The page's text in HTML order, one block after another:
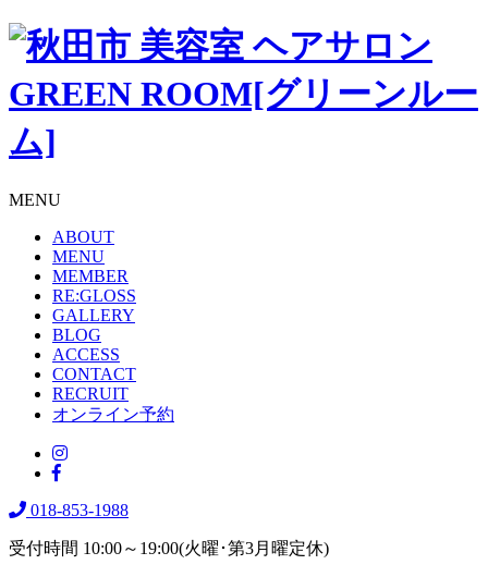
MENU
ABOUT
MENU
MEMBER
RE:GLOSS
GALLERY
BLOG
ACCESS
CONTACT
RECRUIT
オンライン予約
018-853-1988
受付時間 10:00～19:00(火曜･第3月曜定休)